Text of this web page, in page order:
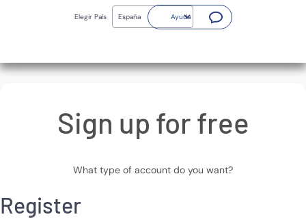
Elegir País Ayuda(Abrir nueva ventana)
Sign up for free
What type of account do you want?
Register